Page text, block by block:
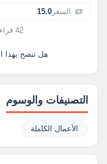
السعر 15.0
42 قراءة
هل تنصح بهذا
التصنيفات والوسوم
الأعمال الكاملة